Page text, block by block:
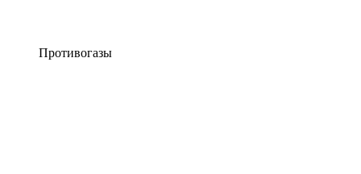
Противогазы